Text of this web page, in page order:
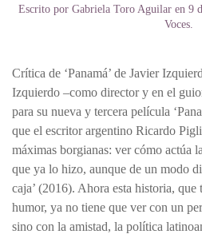
Escrito por Gabriela Toro Aguilar en 9
Voces.
Crítica de ‘Panamá’ de Javier
Izquierdo –como director y en el
para su nueva y tercera película
que el escritor argentino Ricardo
máximas borgianas: ver cómo actúa
que ya lo hizo, aunque de un modo
caja’ (2016). Ahora esta historia, que
humor, ya no tiene que ver con un
sino con la amistad, la política